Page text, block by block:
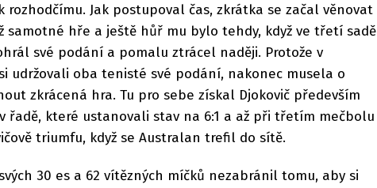
rozhodčímu. Jak postupoval čas, zkrátka se začal věnovat
samotné hře a ještě hůř mu bylo tehdy, když ve třetí sadě
své podání a pomalu ztrácel naději. Protože v
udržovali oba tenisté své podání, nakonec musela o
zkrácená hra. Tu pro sebe získal Djokovič především
řadě, které ustanovali stav na 6:1 a až při třetím mečbolu
triumfu, když se Australan trefil do sítě.
30 es a 62 vítězných míčků nezabránil tomu, aby si